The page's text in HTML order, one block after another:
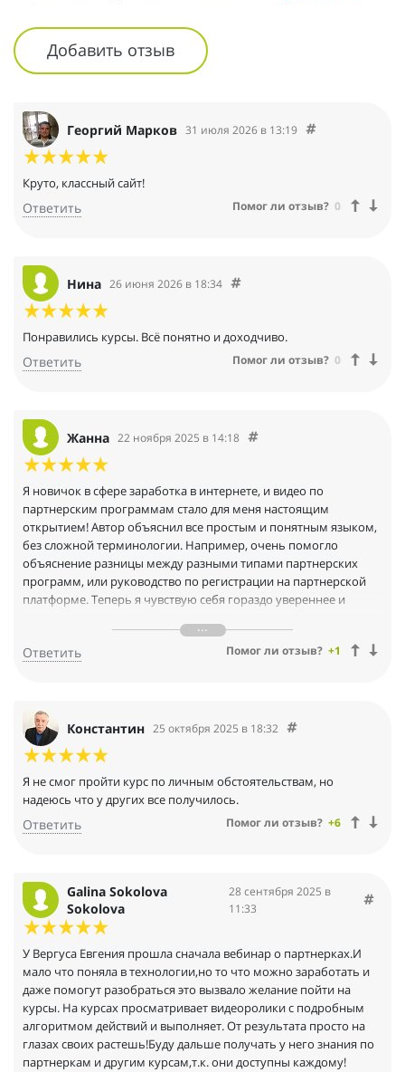
Добавить отзыв
Георгий Марков 31 июля 2026 в 13:19
Круто, классный сайт!
Ответить Помог ли отзыв? 0
Нина 26 июня 2026 в 18:34
Понравились курсы. Всё понятно и доходчиво.
Ответить Помог ли отзыв? 0
Жанна 22 ноября 2025 в 14:18
Я новичок в сфере заработка в интернете, и видео по
партнерским программам стало для меня настоящим
открытием! Автор объяснил все простым и понятным языком,
без сложной терминологии. Например, очень помогло
объяснение разницы между разными типами партнерских
программ, или руководство по регистрации на партнерской
платформе. Теперь я чувствую себя гораздо увереннее и
зарабатывать на партнерках. Рекомендую это видео всем, кто
только начинает свой путь в онлайн-заработке!
Ответить Помог ли отзыв? +1
Константин 25 октября 2025 в 18:32
Я не смог пройти курс по личным обстоятельствам, но
надеюсь что у других все получилось.
Ответить Помог ли отзыв? +6
Galina Sokolova
Sokolova
28 сентября 2025 в
11:33
У Вергуса Евгения прошла сначала вебинар о партнерках.И
мало что поняла в технологии,но то что можно заработать и
даже помогут разобраться это вызвало желание пойти на
курсы. На курсах просматривает видеоролики с подробным
алгоритмом действий и выполняет. От результата просто на
глазах своих растешь!Буду дальше получать у него знания по
партнеркам и другим курсам,т.к. они доступны каждому!